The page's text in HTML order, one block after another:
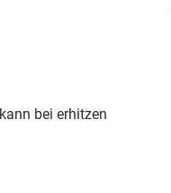
bei erhitzen